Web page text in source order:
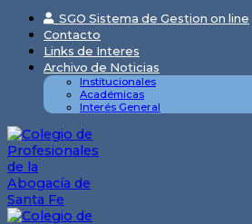
SGO Sistema de Gestion on line
Contacto
Links de Interes
Archivo de Noticias
Institucionales
Académicas
Interés General